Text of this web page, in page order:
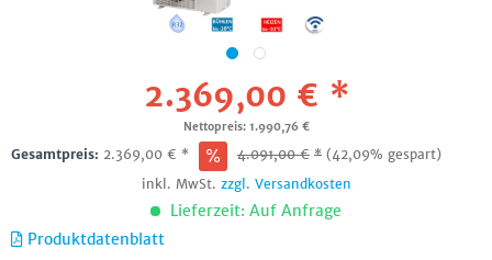
2.369,00 € *
Nettopreis: 1.990,76 €
Gesamtpreis: 2.369,00 € * 4.091,00€ * (42,09% gespart)
inkl. MwSt. zzgl. Versandkosten
Lieferzeit: Auf Anfrage
Produktdatenblatt